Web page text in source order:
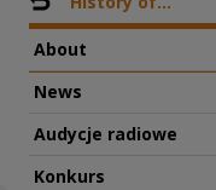
About
News
Audycje radiowe
Konkurs